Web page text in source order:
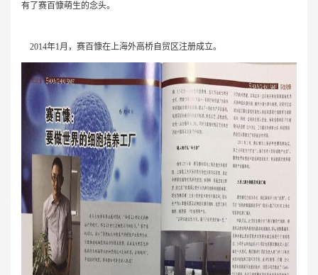
有了赛百慷萌生的念头。
2014年1月，赛百慷在上海外高桥自贸区注册成立。